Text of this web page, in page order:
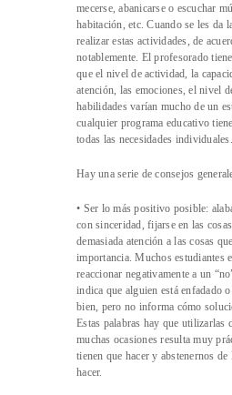
mecerse, abanicarse o escuchar
habitación, etc. Cuando se les da
realizar estas actividades, de
notablemente. El profesorado
que el nivel de actividad, la
atención, las emociones, el nivel
habilidades varían mucho de un
cualquier programa educativo
todas las necesidades individuales.
Hay una serie de consejos
• Ser lo más positivo posible:
con sinceridad, fijarse en las
demasiada atención a las cosas
importancia. Muchos estudiantes
reaccionar negativamente a un
indica que alguien está enfadado
bien, pero no informa cómo
Estas palabras hay que utilizarlas
muchas ocasiones resulta muy
tienen que hacer y abstenernos
hacer.